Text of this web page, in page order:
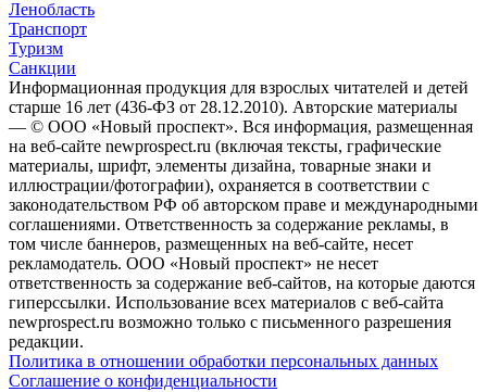
Ленобласть
Транспорт
Туризм
Санкции
Информационная продукция для взрослых читателей и детей
старше 16 лет (436-ФЗ от 28.12.2010). Авторские материалы
— © ООО «Новый проспект». Вся информация, размещенная
на веб-сайте newprospect.ru (включая тексты, графические
материалы, шрифт, элементы дизайна, товарные знаки и
иллюстрации/фотографии), охраняется в соответствии с
законодательством РФ об авторском праве и международными
соглашениями. Ответственность за содержание рекламы, в
том числе баннеров, размещенных на веб-сайте, несет
рекламодатель. ООО «Новый проспект» не несет
ответственность за содержание веб-сайтов, на которые даются
гиперссылки. Использование всех материалов с веб-сайта
newprospect.ru возможно только с письменного разрешения
редакции.
Политика в отношении обработки персональных данных
Соглашение о конфиденциальности